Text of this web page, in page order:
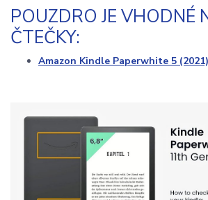
POUZDRO JE VHODNÉ
ČTEČKY:
Amazon Kindle Paperwhite 5 (2021)